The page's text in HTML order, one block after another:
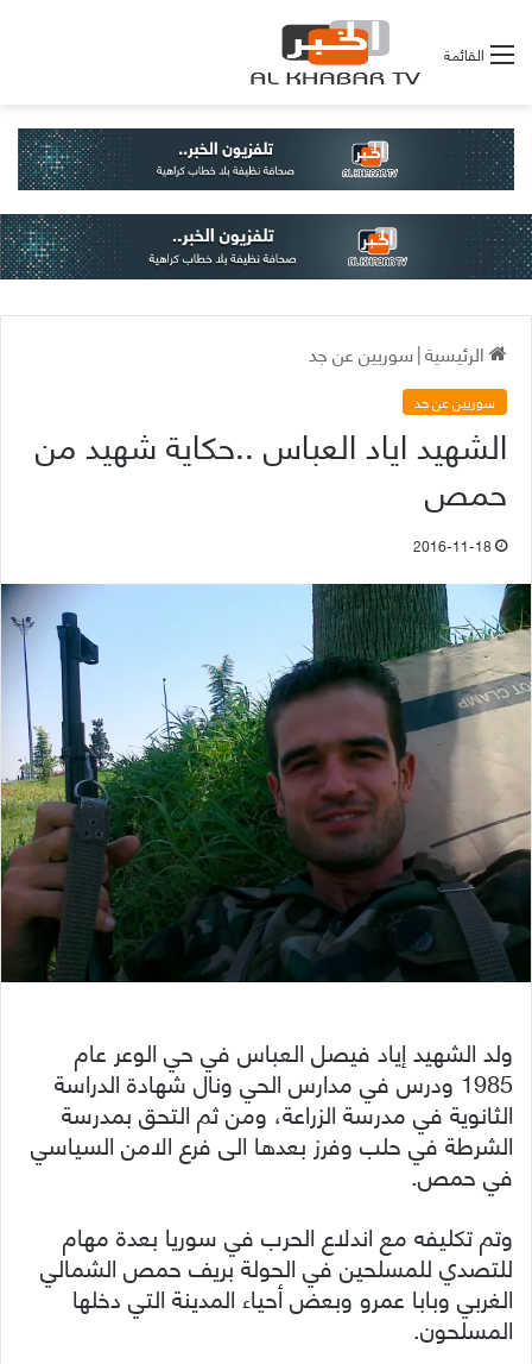
القائمة
الرئيسية|سوريين عن جد
سوريين عن جد
الشهيد اياد العباس ..حكاية شهيد من
حمص
2016-11-18
ولد الشهيد إياد فيصل العباس في حي الوعر عام
1985 ودرس في مدارس الحي ونال شهادة الدراسة
الثانوية في مدرسة الزراعة، ومن ثم التحق بمدرسة
الشرطة في حلب وفرز بعدها الى فرع الامن السياسي
في حمص.
وتم تكليفه مع اندلاع الحرب في سوريا بعدة مهام
للتصدي للمسلحين في الحولة بريف حمص الشمالي
الغربي وبابا عمرو وبعض أحياء المدينة التي دخلها
المسلحون.